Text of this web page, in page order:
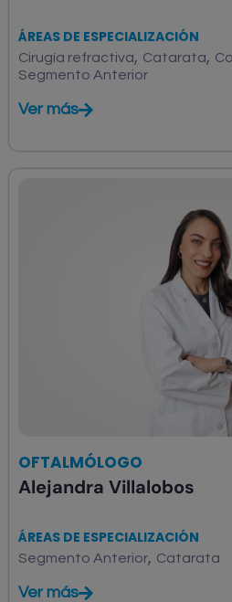
ÁREAS DE ESPECIALIZACIÓN
Cirugía refractiva, Catarata,
Segmento Anterior
Ver más
OFTALMÓLOGO
Alejandra Villalobos
ÁREAS DE ESPECIALIZACIÓN
Segmento Anterior, Catarata
Ver más